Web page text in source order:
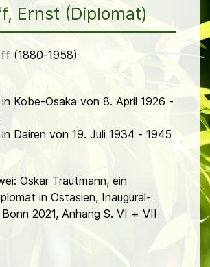
Ernst (Diplomat)
(1880-1958)
Kobe-Osaka von 8. April 1926 -
Dairen von 19. Juli 1934 - 1945
Oskar Trautmann, ein
in Ostasien, Inaugural-
2021, Anhang S. VI + VII